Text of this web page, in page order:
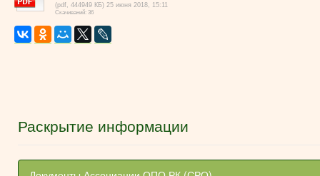
(pdf, 444949 КБ) 25 июня 2018, 15:11
Скачиваний: 36
Раскрытие информации